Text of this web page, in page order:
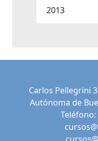
2013
Carlos Pellegrini
Autónoma de
Teléfono: